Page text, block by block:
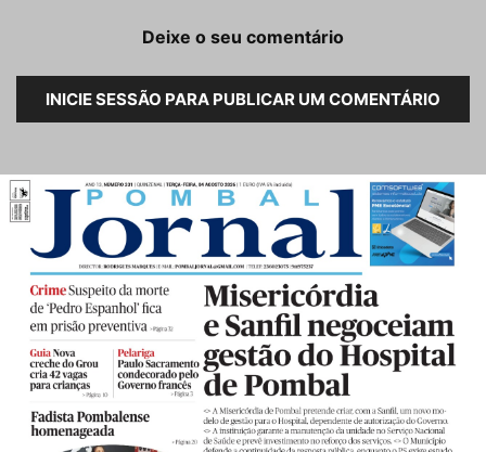
Deixe o seu comentário
INICIE SESSÃO PARA PUBLICAR UM COMENTÁRIO